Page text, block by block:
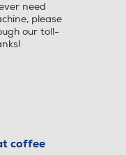
need
please
our toll-
coffee